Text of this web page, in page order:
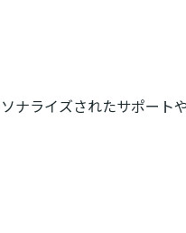
ナライズされたサポート